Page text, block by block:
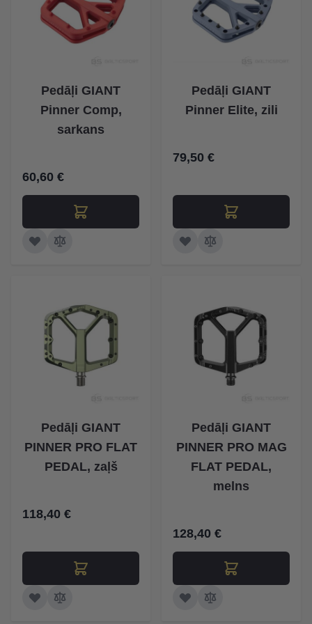
Pedāļi GIANT
Pinner Comp,
sarkans
60,60 €
Pedāļi GIANT
Pinner Elite, zili
79,50 €
Pedāļi GIANT
PINNER PRO FLAT
PEDAL, zaļš
118,40 €
Pedāļi GIANT
PINNER PRO MAG
FLAT PEDAL,
melns
128,40 €